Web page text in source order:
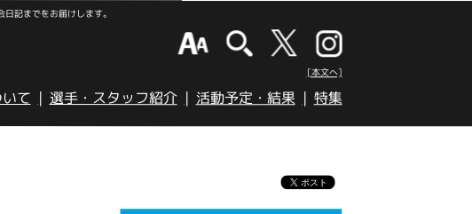
記までをお届けします。
[本文へ]
て 選手・スタッフ紹介 活動予定・結果 特集